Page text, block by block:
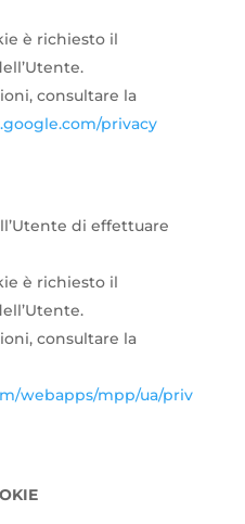
è richiesto il
consultare la
privacy
di effettuare
è richiesto il
consultare la
webapps/mpp/ua/priv